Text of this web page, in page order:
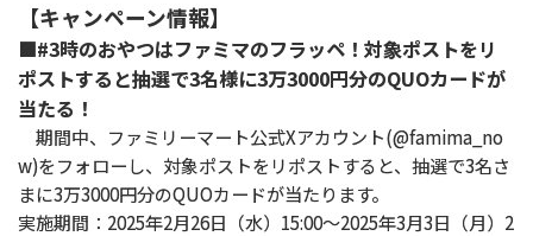
【キャンペーン情報】
■#3時のおやつはファミマのフラッペ！対象ポストをリ
ポストすると抽選で3名様に3万3000円分のQUOカードが
当たる！
期間中、ファミリーマート公式Xアカウント(@famima_no
w)をフォローし、対象ポストをリポストすると、抽選で3名さ
まに3万3000円分のQUOカードが当たります。
実施期間：2025年2月26日（水）15:00～2025年3月3日（月）2